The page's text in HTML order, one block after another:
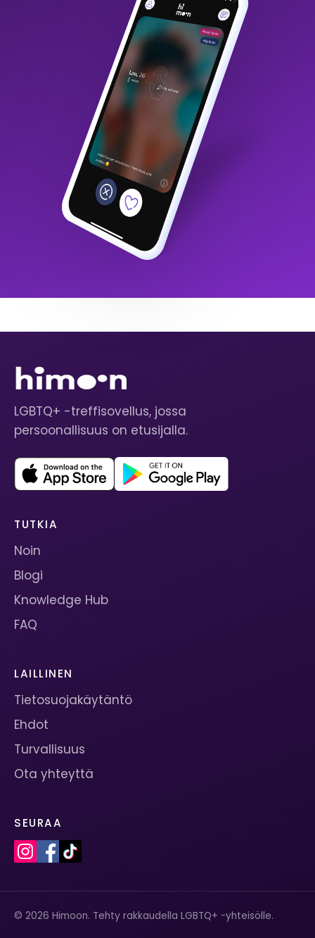
LGBTQ+ -treffisovellus, jossa
persoonallisuus on etusijalla.
TUTKIA
Noin
Blogi
Knowledge Hub
FAQ
LAILLINEN
Tietosuojakäytäntö
Ehdot
Turvallisuus
Ota yhteyttä
SEURAA
© 2026 Himoon. Tehty rakkaudella LGBTQ+ -yhteisölle.